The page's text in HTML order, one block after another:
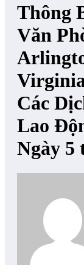
Thông
Văn
Các
Lao
Ngày 5